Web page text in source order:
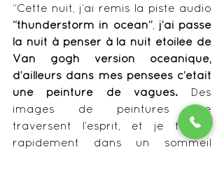
“Cette nuit, j’ai remis la piste audio
“thunderstorm in ocean”, j’ai passé
la nuit à penser à la nuit étoilée de
Van gogh version océanique,
d’ailleurs dans mes pensées c’était
une peinture de vagues.
Des
images de peintures me
traversent l’esprit, et je tombe
rapidement dans un sommeil